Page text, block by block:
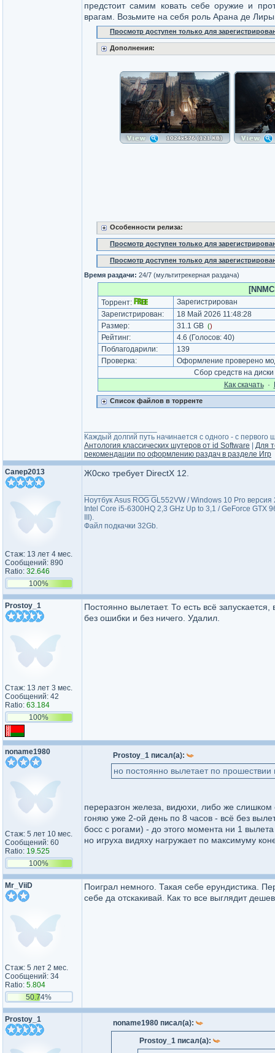
предстоит самим ковать себе оружие и
врагам. Возьмите на себя роль Арана де
Просмотр доступен только для
Дополнения:
Особенности релиза:
Просмотр доступен только для
Просмотр доступен только для
Время раздачи: 24/7 (мультитрекерная раздача)
Торрент:
Зарегистрирован
Зарегистрирован:
18 Май 2026 11:48:28
Размер:
31.1 GB ()
Рейтинг: 4.6 (Голосов: 40)
Поблагодарили:
139
Проверка:
Оформление проверено
Сбор средств на
Как cкачать·
Список файлов в торренте
Каждый долгий путь начинается с одного - с первого
Антология классических шутеров от id Software
Для
рекомендации по оформлению раздач в разделе Игр
Canep2013
Стаж: 13 лет 4 мес.
Сообщений: 890
Ratio: 32.646
100%
Ж0ско требует DirectX 12.
Ноутбук Asus ROG GL552VW / Windows 10 Pro
Intel Core i5-6300HQ 2,3 GHz Up to 3,1 / GeForce GTX
III).
Файл подкачки 32Gb.
Prostoy_1
Стаж: 13 лет 3 мес.
Сообщений: 42
Ratio: 63.184
100%
Постоянно вылетает. То есть всё
без ошибки и без ничего. Удалил.
noname1980
Стаж: 5 лет 10 мес.
Сообщений: 60
Ratio: 19.525
100%
Prostoy_1 писал(а):
но постоянно вылетает по прошествии
переразгон железа, видюхи, либо же
гоняю уже 2-ой день по 8 часов - всё без
босс с рогами) - до этого момента ни 1 вылета
но игруха видяху нагружает по максимуму
Mr_ViiD
Стаж: 5 лет 2 мес.
Сообщений: 34
Ratio: 5.804
50.74%
Поиграл немного. Такая себе ерундистика.
себе да отскакивай. Как то все выглядит
Prostoy_1 noname1980 писал(а):
Prostoy_1 писал(а):